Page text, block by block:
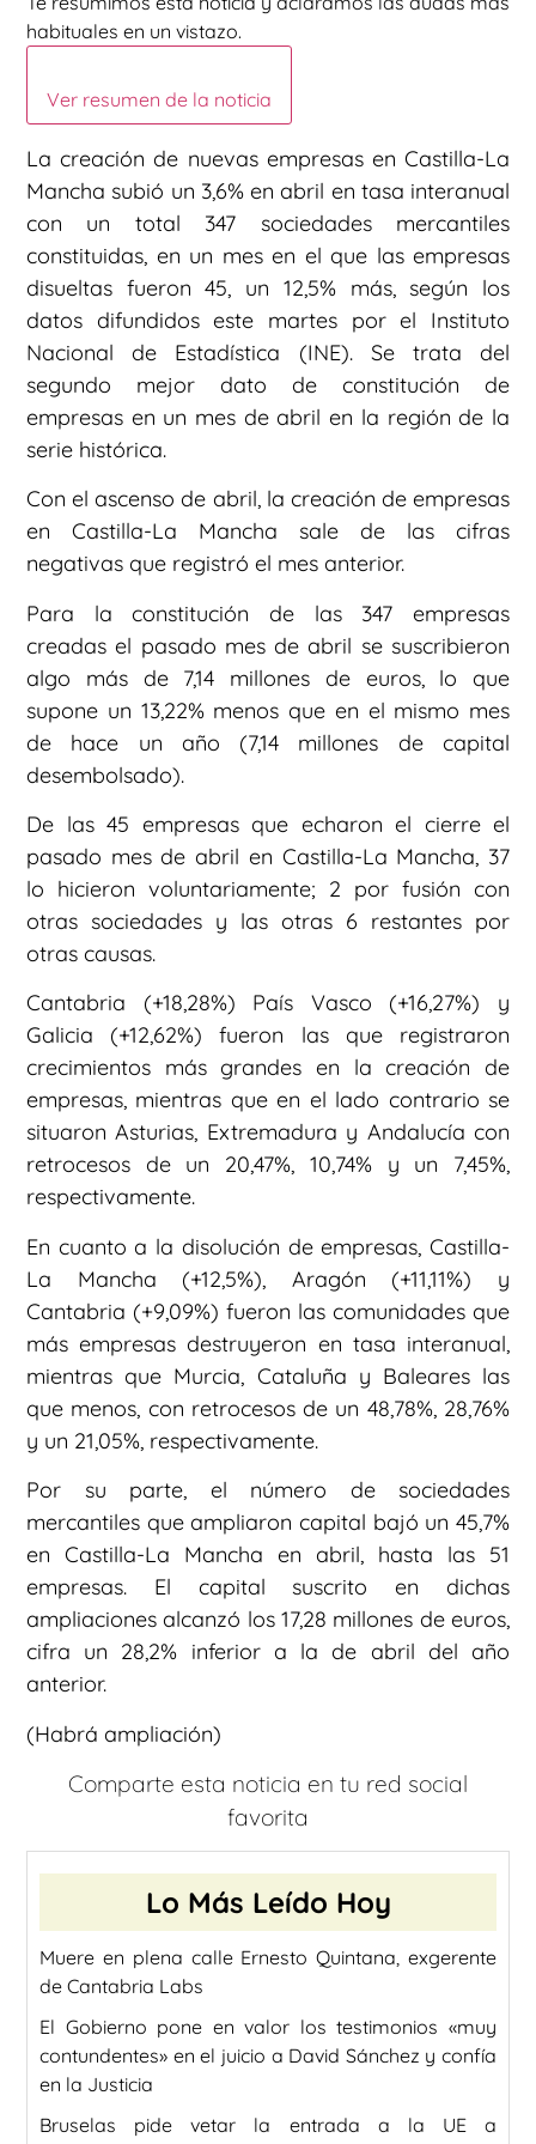
habituales en un vistazo.
Ver resumen de la noticia
La creación de nuevas empresas en Castilla-La
Mancha subió un 3,6% en abril en tasa interanual
con un total 347 sociedades mercantiles
constituidas, en un mes en el que las empresas
disueltas fueron 45, un 12,5% más, según los
datos difundidos este martes por el Instituto
Nacional de Estadística (INE). Se trata del
segundo mejor dato de constitución de
empresas en un mes de abril en la región de la
serie histórica.
Con el ascenso de abril, la creación de empresas
en Castilla-La Mancha sale de las cifras
negativas que registró el mes anterior.
Para la constitución de las 347 empresas
creadas el pasado mes de abril se suscribieron
algo más de 7,14 millones de euros, lo que
supone un 13,22% menos que en el mismo mes
de hace un año (7,14 millones de capital
desembolsado).
De las 45 empresas que echaron el cierre el
pasado mes de abril en Castilla-La Mancha, 37
lo hicieron voluntariamente; 2 por fusión con
otras sociedades y las otras 6 restantes por
otras causas.
Cantabria (+18,28%) País Vasco (+16,27%) y
Galicia (+12,62%) fueron las que registraron
crecimientos más grandes en la creación de
empresas, mientras que en el lado contrario se
situaron Asturias, Extremadura y Andalucía con
retrocesos de un 20,47%, 10,74% y un 7,45%,
respectivamente.
En cuanto a la disolución de empresas, Castilla-
La Mancha (+12,5%), Aragón (+11,11%) y
Cantabria (+9,09%) fueron las comunidades que
más empresas destruyeron en tasa interanual,
mientras que Murcia, Cataluña y Baleares las
que menos, con retrocesos de un 48,78%, 28,76%
y un 21,05%, respectivamente.
Por su parte, el número de sociedades
mercantiles que ampliaron capital bajó un 45,7%
en Castilla-La Mancha en abril, hasta las 51
empresas. El capital suscrito en dichas
ampliaciones alcanzó los 17,28 millones de euros,
cifra un 28,2% inferior a la de abril del año
anterior.
(Habrá ampliación)
Comparte esta noticia en tu red social
favorita
Lo Más Leído Hoy
Muere en plena calle Ernesto Quintana, exgerente
de Cantabria Labs
El Gobierno pone en valor los testimonios «muy
contundentes» en el juicio a David Sánchez y confía
en la Justicia
Bruselas pide vetar la entrada a la UE a